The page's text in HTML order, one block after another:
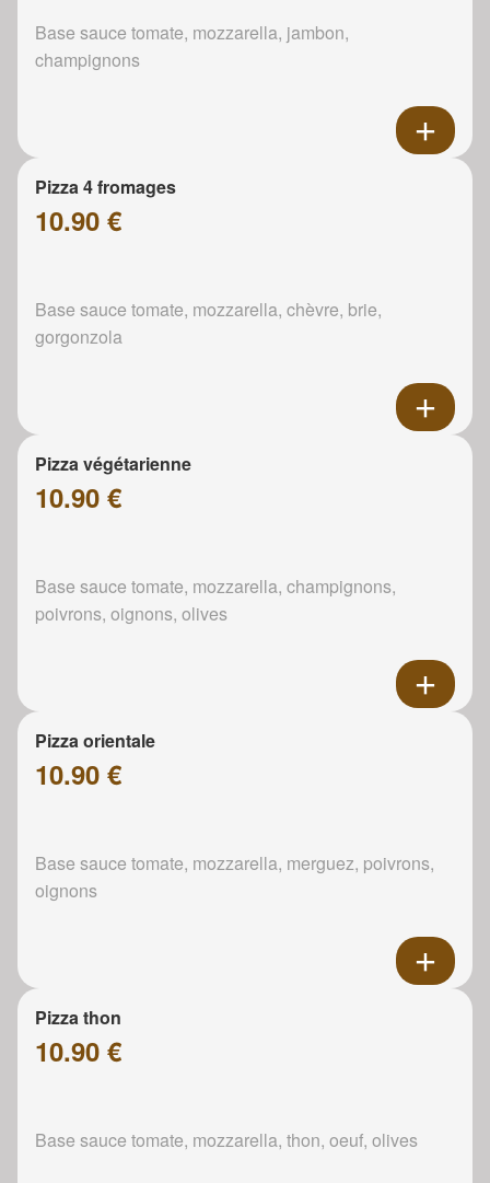
Base sauce tomate, mozzarella, jambon,
champignons
Pizza 4 fromages
10.90 €
Base sauce tomate, mozzarella, chèvre, brie,
gorgonzola
Pizza végétarienne
10.90 €
Base sauce tomate, mozzarella, champignons,
poivrons, oignons, olives
Pizza orientale
10.90 €
Base sauce tomate, mozzarella, merguez, poivrons,
oignons
Pizza thon
10.90 €
Base sauce tomate, mozzarella, thon, oeuf, olives